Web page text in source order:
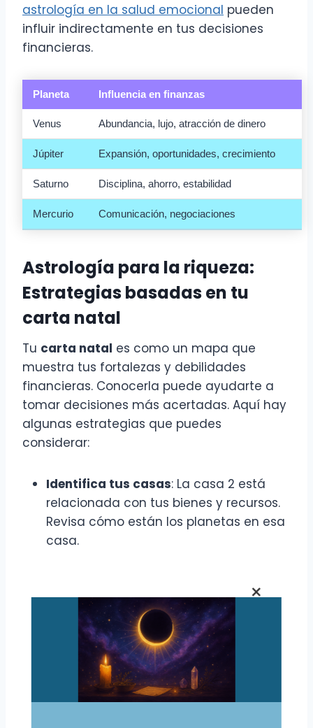
astrología en la salud emocional pueden
influir indirectamente en tus decisiones
financieras.
Planeta Influencia en finanzas
Venus Abundancia, lujo, atracción de dinero
Júpiter Expansión, oportunidades, crecimiento
Saturno Disciplina, ahorro, estabilidad
Mercurio Comunicación, negociaciones
Astrología para la riqueza:
Estrategias basadas en tu
carta natal
Tu carta natal es como un mapa que
muestra tus fortalezas y debilidades
financieras. Conocerla puede ayudarte a
tomar decisiones más acertadas. Aquí hay
algunas estrategias que puedes
considerar:
Identifica tus casas: La casa 2 está
relacionada con tus bienes y recursos.
Revisa cómo están los planetas en esa
casa.
Júpiter transita por tu casa 2, es un
buen momento para invertir.
Consulta a los astros: Si tienes dudas,
un astrólogo puede ayudarte a
interpretar tu carta.
×